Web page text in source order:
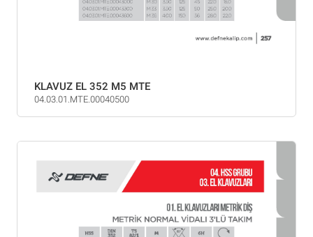
KLAVUZ EL 352 M5 MTE
04.03.01.MTE.00040500